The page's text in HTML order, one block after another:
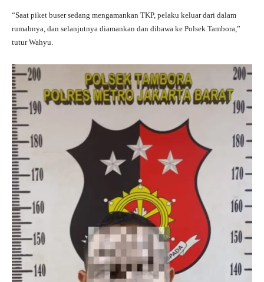
“Saat piket buser sedang mengamankan TKP, pelaku keluar dari dalam
rumahnya, dan selanjutnya diamankan dan dibawa ke Polsek Tambora,”
tutur Wahyu.